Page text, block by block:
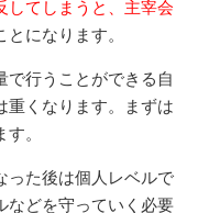
してしまうと、主宰会
とになります。
で行うことができる自
重くなります。まずは
。
った後は個人レベルで
などを守っていく必要